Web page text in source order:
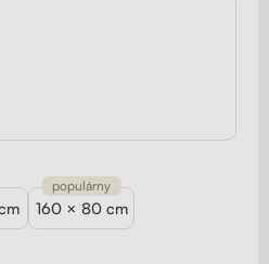
160 × 80 cm
populárny